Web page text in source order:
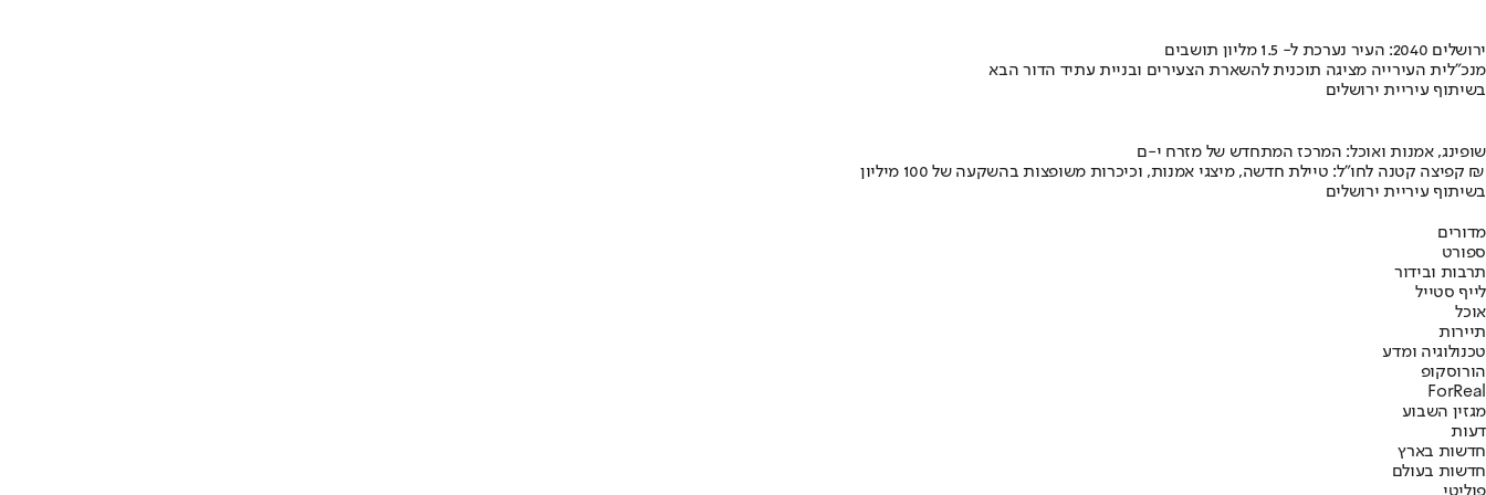
ירושלים 2040: העיר נערכת ל- 1.5 מליון תושבים
מנכ"לית העירייה מציגה תוכנית להשארת הצעירים ובניית עתיד הדור הבא
בשיתוף עיריית ירושלים
שופינג, אמנות ואוכל: המרכז המתחדש של מזרח י-ם
קפיצה קטנה לחו"ל: טיילת חדשה, מיצגי אמנות, וכיכרות משופצות בהשקעה של 100 מיליון ₪
בשיתוף עיריית ירושלים
מדורים
ספורט
תרבות ובידור
לייף סטייל
אוכל
תיירות
טכנולוגיה ומדע
הורוסקופ
ForReal
מגזין השבוע
דעות
חדשות בארץ
חדשות בעולם